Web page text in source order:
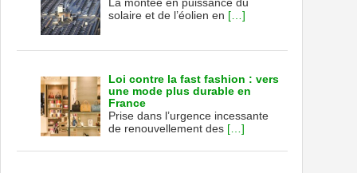
La montée en puissance du
solaire et de l’éolien en […]
Loi contre la fast fashion : vers
une mode plus durable en
France
Prise dans l’urgence incessante
de renouvellement des […]